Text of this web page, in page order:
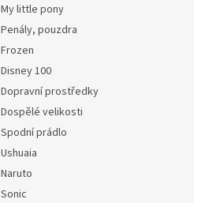
My little pony
Penály, pouzdra
Frozen
Disney 100
Dopravní prostředky
Dospělé velikosti
Spodní prádlo
Ushuaia
Naruto
Sonic